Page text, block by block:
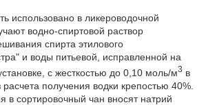
использовано в ликероводочной
водно-спиртовой раствор
спирта этилового
и воды питьевой, исправленной на
с жесткостью до 0,10 моль/м3 в
получения водки крепостью 40%.
в сортировочный чан вносят натрий